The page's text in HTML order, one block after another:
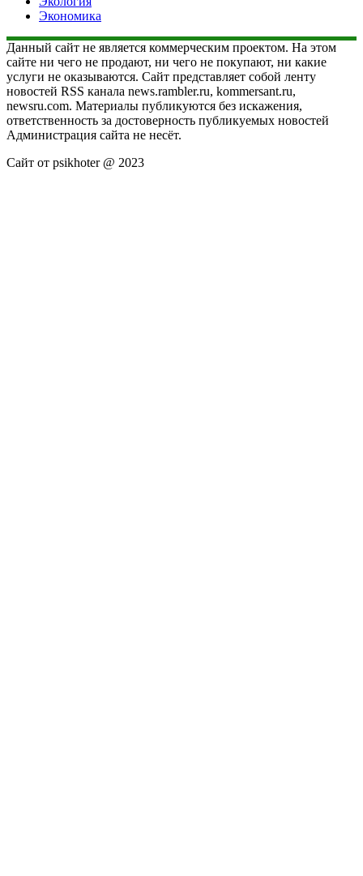
Экономика
Данный сайт не является коммерческим проектом. На этом
сайте ни чего не продают, ни чего не покупают, ни какие
услуги не оказываются. Сайт представляет собой ленту
новостей RSS канала news.rambler.ru, kommersant.ru,
newsru.com. Материалы публикуются без искажения,
ответственность за достоверность публикуемых новостей
Администрация сайта не несёт.
Сайт от psikhoter @ 2023